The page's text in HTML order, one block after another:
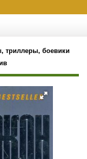
триллеры, боевики